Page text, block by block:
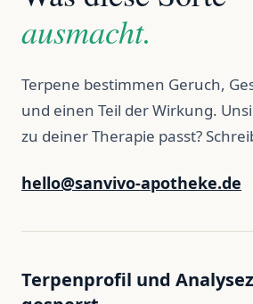
ausmacht.
Terpene bestimmen Geruch,
und einen Teil der Wirkung.
zu deiner Therapie passt?
hello@sanvivo-apotheke.de
Terpenprofil und